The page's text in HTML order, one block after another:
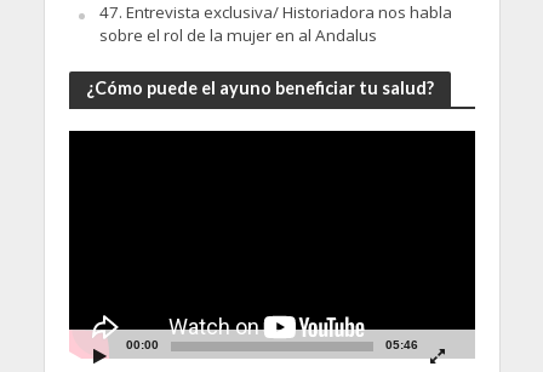
47. Entrevista exclusiva/ Historiadora nos habla
sobre el rol de la mujer en al Andalus
¿Cómo puede el ayuno beneficiar tu salud?
00:00 05:46